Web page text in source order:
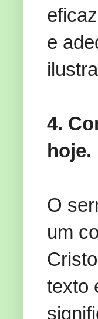
e
4.
hoje.
O
um
texto